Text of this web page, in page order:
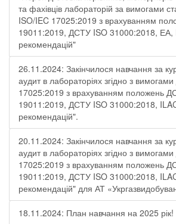
та фахівців лабораторій за вимогами
ISO/IEC 17025:2019 з врахуванням
19011:2019, ДСТУ ISO 31000:2018, ЕА,
рекомендацій"
26.11.2024: Закінчилося навчання за
аудит в лабораторіях згідно з
17025:2019 з врахуванням положень
19011:2019, ДСТУ ISO 31000:2018,
рекомендацій".
20.11.2024: Закінчилося навчання за
аудит в лабораторіях згідно з
17025:2019 з врахуванням положень
19011:2019, ДСТУ ISO 31000:2018,
рекомендацій" для АТ
18.11.2024: План навчання на 2025 рік!